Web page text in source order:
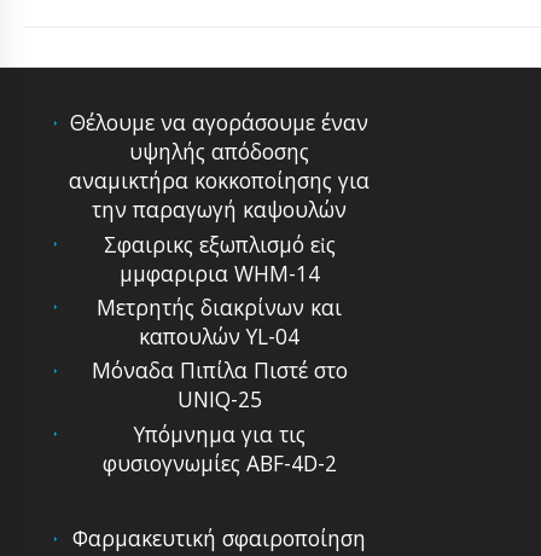
Θέλουμε να αγοράσουμε έναν
υψηλής απόδοσης
αναμικτήρα κοκκοποίησης για
την παραγωγή καψουλών
Σφαιρικς εξωπλισμό εἰς
μμφαριρια WHM-14
Μετρητής διακρίνων και
καπουλών YL-04
Μόναδα Πιπίλα Πιστέ στο
UNIQ-25
Υπόμνημα για τις
φυσιογνωμίες ABF-4D-2
Φαρμακευτική σφαιροποίηση